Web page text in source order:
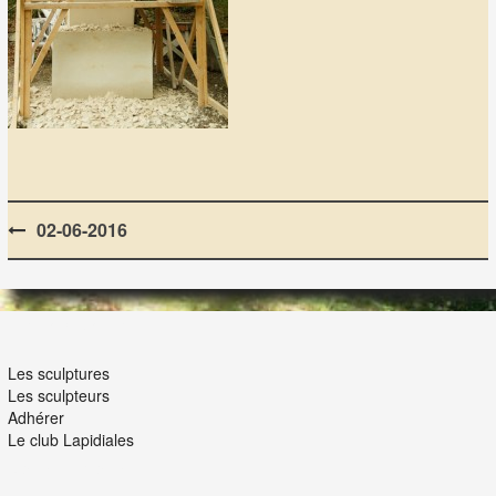
Post
navigation
02-06-2016
Les sculptures
Les sculpteurs
Adhérer
Le club Lapidiales